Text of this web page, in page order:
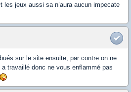
les jeux aussi sa n’aura aucun impecate
sur le site ensuite, par contre on ne
travaillé donc ne vous enflammé pas